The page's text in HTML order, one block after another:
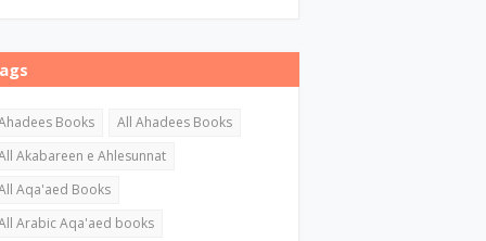
Books
All Ahadees Books
Akabareen e Ahlesunnat
Aqa'aed Books
Arabic Aqa'aed books